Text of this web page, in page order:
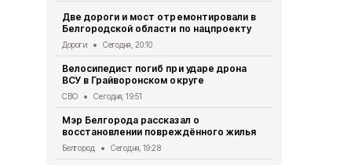
Две дороги и мост отремонтировали в
Белгородской области по нацпроекту
Дороги Сегодня, 20:10
Велосипедист погиб при ударе дрона
ВСУ в Грайворонском округе
СВО Сегодня, 19:51
Мэр Белгорода рассказал о
восстановлении повреждённого жилья
Белгород Сегодня, 19:28